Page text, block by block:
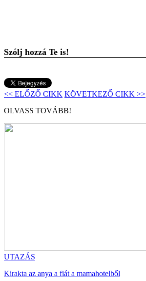
Szólj hozzá Te is!
<< ELŐZŐ CIKK KÖVETKEZŐ CIKK >>
OLVASS TOVÁBB!
UTAZÁS
Kirakta az anya a fiát a mamahotelből